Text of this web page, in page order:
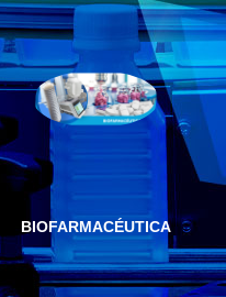
BIOFARMACÉUTICA